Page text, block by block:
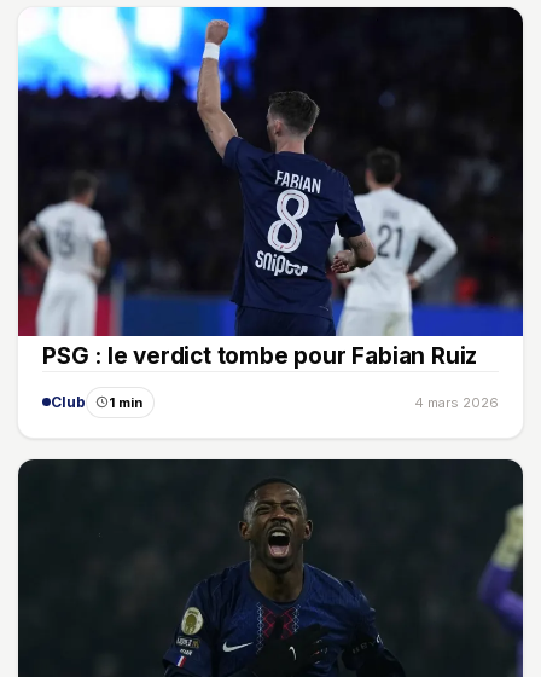
PSG : le verdict tombe pour Fabian Ruiz
Club 1 min 4 mars 2026